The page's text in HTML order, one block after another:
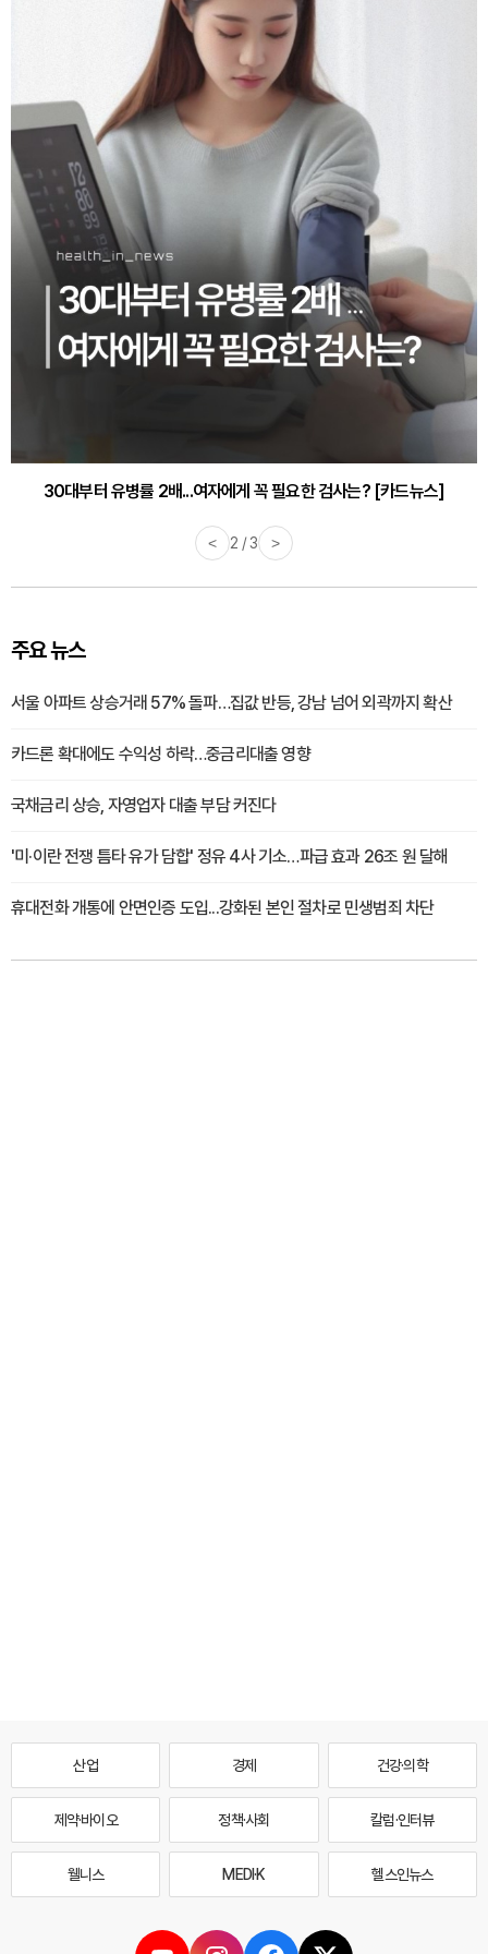
30대부터 유병률 2배...여자에게 꼭 필요한 검사는? [카드뉴스]
감기·독감 예방하고 면역력 높이는 4가지 영양제 [카드뉴스]
< 2 / 3 >
주요 뉴스
서울 아파트 상승거래 57% 돌파…집값 반등, 강남 넘어 외곽까지 확산
카드론 확대에도 수익성 하락…중금리대출 영향
국채금리 상승, 자영업자 대출 부담 커진다
'미·이란 전쟁 틈타 유가 담합' 정유 4사 기소…파급 효과 26조 원 달해
휴대전화 개통에 안면인증 도입...강화된 본인 절차로 민생범죄 차단
산업 경제 건강·의학
제약·바이오 정책·사회 칼럼·인터뷰
웰니스 MEDI·K 헬스인뉴스